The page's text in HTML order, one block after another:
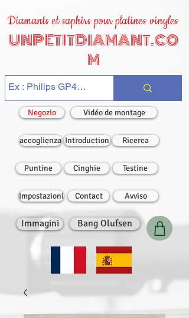
Diamants et saphirs pour platines vinyles
UNPETITDIAMANT.CO
M
Negozio Vidéo de montage
accoglienza Introduction Ricerca
Puntine Cinghie Testine
Impostazioni Contact Avviso
Immagini Bang Olufsen